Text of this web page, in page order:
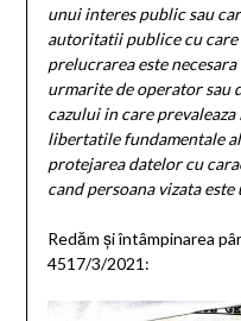
unui interes public sau
autoritatii publice cu
prelucrarea este
urmarite de operator sau
cazului in care
libertatile fundamentale
protejarea datelor cu
cand persoana vizata este
Redăm și întâmpinarea
4517/3/2021: